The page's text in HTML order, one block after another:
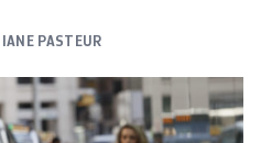
PASTEUR